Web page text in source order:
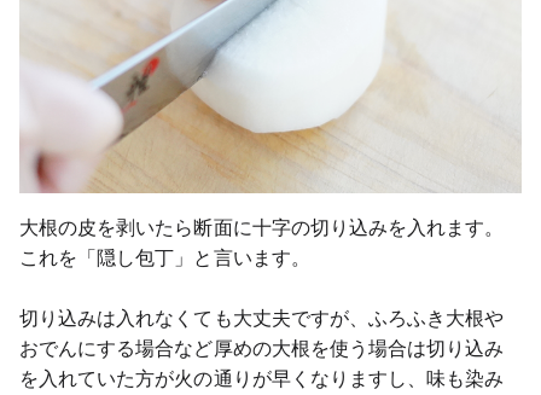
大根の皮を剥いたら断面に十字の切り込みを入れます。
これを「隠し包丁」と言います。
切り込みは入れなくても大丈夫ですが、ふろふき大根や
おでんにする場合など厚めの大根を使う場合は切り込み
を入れていた方が火の通りが早くなりますし、味も染み